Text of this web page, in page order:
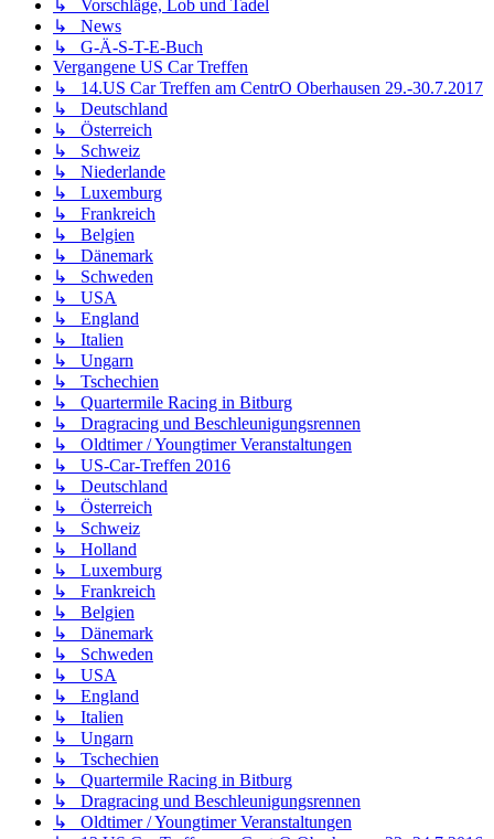
↳ Vorschläge, Lob und Tadel
↳ News
↳ G-Ä-S-T-E-Buch
Vergangene US Car Treffen
↳ 14.US Car Treffen am CentrO Oberhausen 29.-30.7.2017
↳ Deutschland
↳ Österreich
↳ Schweiz
↳ Niederlande
↳ Luxemburg
↳ Frankreich
↳ Belgien
↳ Dänemark
↳ Schweden
↳ USA
↳ England
↳ Italien
↳ Ungarn
↳ Tschechien
↳ Quartermile Racing in Bitburg
↳ Dragracing und Beschleunigungsrennen
↳ Oldtimer / Youngtimer Veranstaltungen
↳ US-Car-Treffen 2016
↳ Deutschland
↳ Österreich
↳ Schweiz
↳ Holland
↳ Luxemburg
↳ Frankreich
↳ Belgien
↳ Dänemark
↳ Schweden
↳ USA
↳ England
↳ Italien
↳ Ungarn
↳ Tschechien
↳ Quartermile Racing in Bitburg
↳ Dragracing und Beschleunigungsrennen
↳ Oldtimer / Youngtimer Veranstaltungen